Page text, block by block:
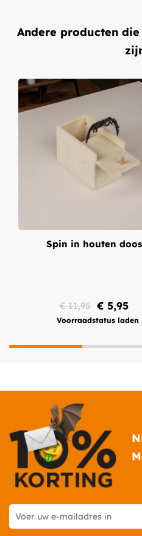
Andere producten
Spin in houten doos
€ 5,95
€ 11,95
Voorraadstatus laden